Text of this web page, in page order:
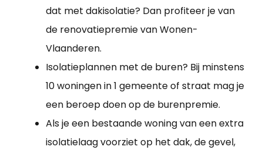
dat met dakisolatie? Dan profiteer je van
de renovatiepremie van Wonen-
Vlaanderen.
Isolatieplannen met de buren? Bij minstens
10 woningen in 1 gemeente of straat mag je
een beroep doen op de burenpremie.
Als je een bestaande woning van een extra
isolatielaag voorziet op het dak, de gevel,